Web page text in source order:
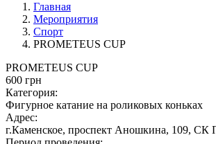
Главная
Мероприятия
Спорт
PROMETEUS CUP
PROMETEUS CUP
600 грн
Категория:
Фигурное катание на роликовых коньках
Адрес:
г.Каменское, проспект Аношкина, 109, СК